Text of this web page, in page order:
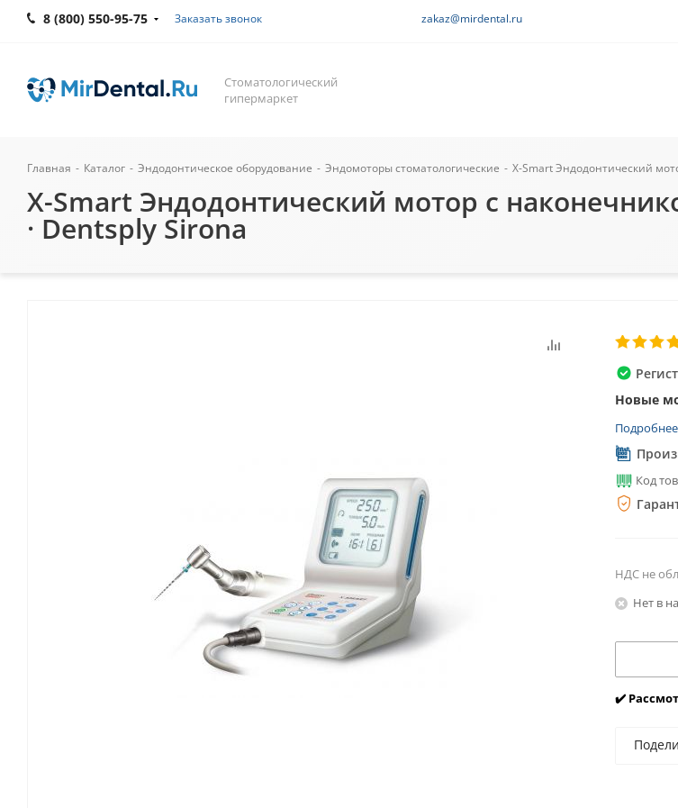
8 (800) 550-95-75 Заказать звонок zakaz@mirdental.ru
Стоматологический
гипермаркет
Главная - Каталог - Эндодонтическое оборудование - Эндомоторы стоматологические - X-Smart Эндодонтический
X-Smart Эндодонтический мотор с
· Dentsply Sirona
Новые
Подробнее
Код
НДС не
Нет в
✔️